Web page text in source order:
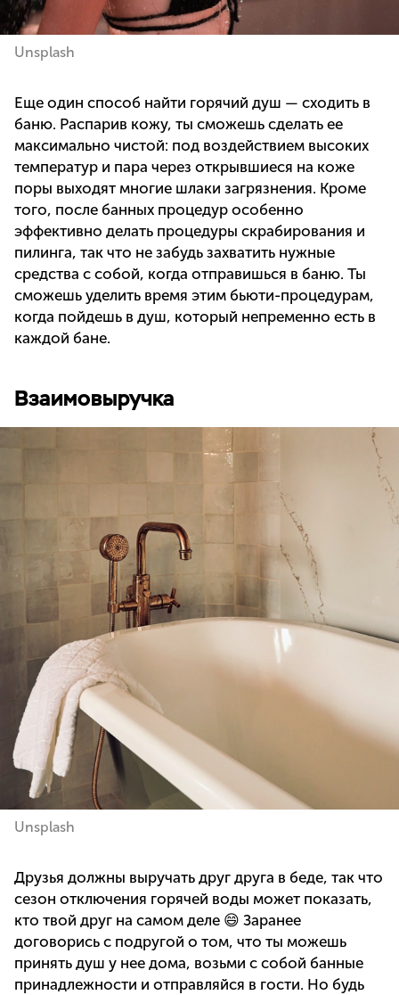
Unsplash
Еще один способ найти горячий душ — сходить в
баню. Распарив кожу, ты сможешь сделать ее
максимально чистой: под воздействием высоких
температур и пара через открывшиеся на коже
поры выходят многие шлаки загрязнения. Кроме
того, после банных процедур особенно
эффективно делать процедуры скрабирования и
пилинга, так что не забудь захватить нужные
средства с собой, когда отправишься в баню. Ты
сможешь уделить время этим бьюти-процедурам,
когда пойдешь в душ, который непременно есть в
каждой бане.
Взаимовыручка
Unsplash
Друзья должны выручать друг друга в беде, так что
сезон отключения горячей воды может показать,
кто твой друг на самом деле 😄 Заранее
договорись с подругой о том, что ты можешь
принять душ у нее дома, возьми с собой банные
принадлежности и отправляйся в гости. Но будь